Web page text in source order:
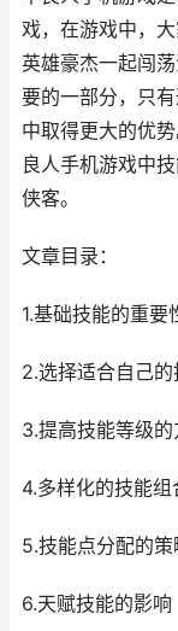
戏，在游戏中，
英雄豪杰一起闯
要的一部分，只
中取得更大的优
良人手机游戏中
侠客。
文章目录：
1.基础技能的重要
2.选择适合自己的
3.提高技能等级的
4.多样化的技能组
5.技能点分配的策
6.天赋技能的影响